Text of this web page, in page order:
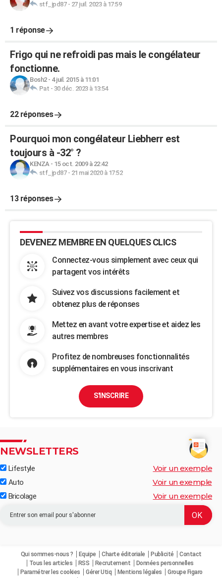
stf_jpd87- 27 juil. 2023 à 17:59
1 réponse
Frigo qui ne refroidi pas mais le congélateur
fonctionne.
Bosh2- 4 juil. 2015 à 11:01
Pat - 30 déc. 2023 à 13:54
22 réponses
Pourquoi mon congélateur Liebherr est
toujours à -32° ?
KENZA- 15 oct. 2009 à 22:42
stf_jpd87- 21 mai 2020 à 17:52
13 réponses
DEVENEZ MEMBRE EN QUELQUES CLICS
Connectez-vous simplement avec ceux qui
partagent vos intérêts
Suivez vos discussions facilement et
obtenez plus de réponses
Mettez en avant votre expertise et aidez les
autres membres
Profitez de nombreuses fonctionnalités
supplémentaires en vous inscrivant
S'INSCRIRE
NEWSLETTERS
Lifestyle Voir un exemple
Auto Voir un exemple
Bricolage Voir un exemple
Qui sommes-nous ? Equipe Charte éditoriale Publicité
Contact
Tous les articles
RSS Recrutement
Données personnelles
Paramétrer les cookies
Gérer Utiq Mentions légales
Groupe Figaro